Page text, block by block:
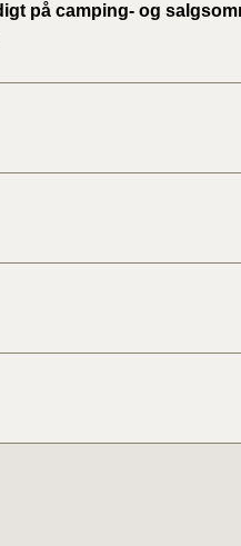
på camping- og